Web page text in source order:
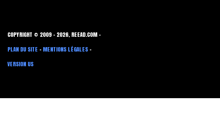
COPYRIGHT © 2009 - 2026, REEAD.COM -
PLAN DU SITE - MENTIONS LÉGALES -
VERSION US